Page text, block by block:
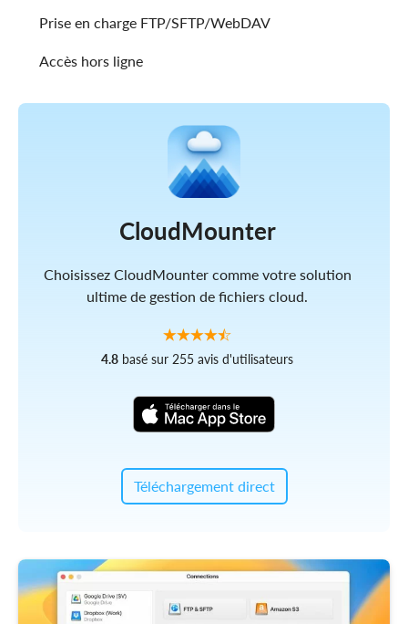
Prise en charge FTP/SFTP/WebDAV
Accès hors ligne
CloudMounter
Choisissez CloudMounter comme votre solution
ultime de gestion de fichiers cloud.
4.8 basé sur 255 avis d'utilisateurs
Téléchargement direct